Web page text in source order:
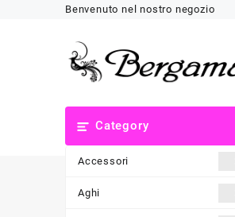
Benvenuto nel nostro negozio
Category
Accessori
Aghi